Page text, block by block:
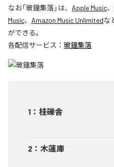
なお「玻鐘集落」は、 Apple Music、
Music、 Amazon Music Unlimitedな
ができる。
各配信サービス： 玻鐘集落
1 ： 桂礫舎
2 ： 木蓮庫